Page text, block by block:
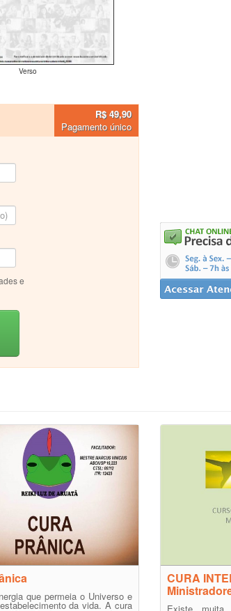
Verso
R$ 49,90
Pagamento único
e
que permeia o Universo e
da vida. A cura
CURA